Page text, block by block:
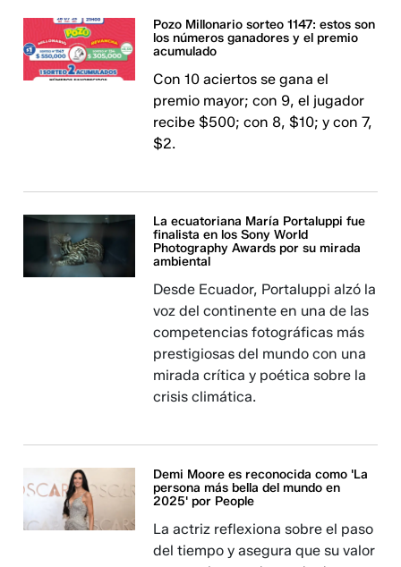
Pozo Millonario sorteo 1147: estos son
los números ganadores y el premio
acumulado
Con 10 aciertos se gana el
premio mayor; con 9, el jugador
recibe $500; con 8, $10; y con 7,
$2.
La ecuatoriana María Portaluppi fue
finalista en los Sony World
Photography Awards por su mirada
ambiental
Desde Ecuador, Portaluppi alzó la
voz del continente en una de las
competencias fotográficas más
prestigiosas del mundo con una
mirada crítica y poética sobre la
crisis climática.
Demi Moore es reconocida como 'La
persona más bella del mundo en
2025' por People
La actriz reflexiona sobre el paso
del tiempo y asegura que su valor